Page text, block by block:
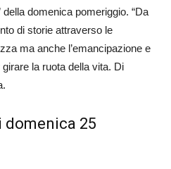
domenica pomeriggio. “Da
di storie attraverso le
ma anche l’emancipazione e
la ruota della vita. Di
domenica 25